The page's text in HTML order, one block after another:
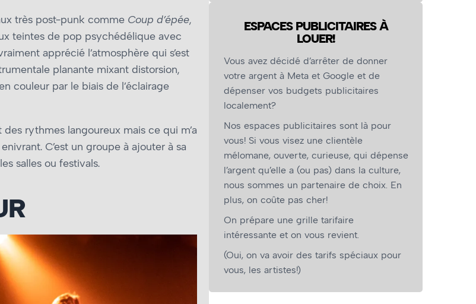
très post-punk comme Coup d’épée,
teintes de pop psychédélique avec
apprécié l’atmosphère qui s’est
planante mixant distorsion,
couleur par le biais de l’éclairage
rythmes langoureux mais ce qui m’a
C’est un groupe à ajouter à sa
salles ou festivals.
ESPACES PUBLICITAIRES À
LOUER!
Vous avez décidé d’arrêter de donner
votre argent à Meta et Google et de
dépenser vos budgets publicitaires
localement?
Nos espaces publicitaires sont là pour
vous! Si vous visez une clientèle
mélomane, ouverte, curieuse, qui dépense
l’argent qu’elle a (ou pas) dans la culture,
nous sommes un partenaire de choix. En
plus, on coûte pas cher!
On prépare une grille tarifaire
intéressante et on vous revient.
(Oui, on va avoir des tarifs spéciaux pour
vous, les artistes!)